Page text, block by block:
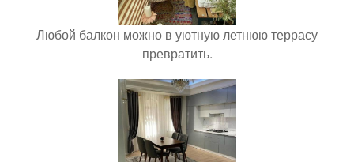
Любой балкон можно в уютную летнюю террасу
превратить.